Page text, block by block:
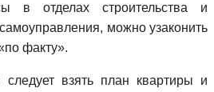
в отделах строительства и
можно узаконить
факту».
взять план квартиры и